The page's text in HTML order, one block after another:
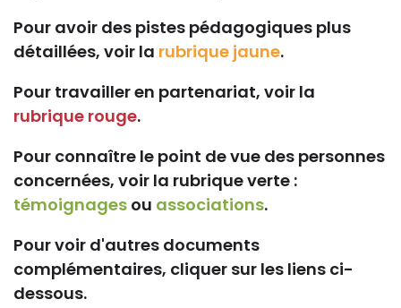
Pour avoir des pistes pédagogiques plus
détaillées, voir la rubrique jaune.
Pour travailler en partenariat, voir la
rubrique rouge.
Pour connaître le point de vue des personnes
concernées, voir la rubrique verte :
témoignages ou associations.
Pour voir d'autres documents
complémentaires, cliquer sur les liens ci-
dessous.